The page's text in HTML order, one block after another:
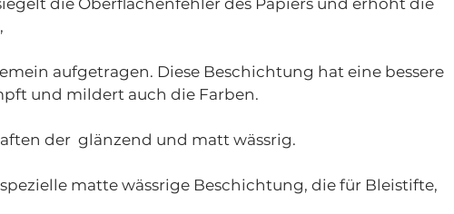
die Oberflächenfehler des Papiers und erhöht die
aufgetragen. Diese Beschichtung hat eine bessere
und mildert auch die Farben.
der glänzend und matt wässrig.
matte wässrige Beschichtung, die für Bleistifte,